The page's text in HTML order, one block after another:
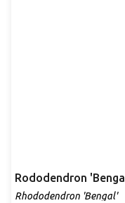
Rododendron
Rhododendron 'Bengal'